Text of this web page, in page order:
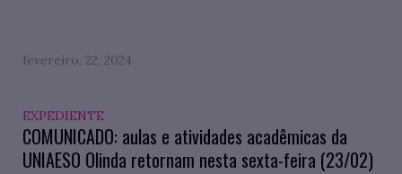
fevereiro. 22, 2024
EXPEDIENTE
COMUNICADO: aulas e atividades acadêmicas da
UNIAESO Olinda retornam nesta sexta-feira (23/02)